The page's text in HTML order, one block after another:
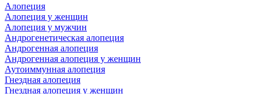
Алопеция
Алопеция у женщин
Алопеция у мужчин
Андрогенетическая алопеция
Андрогенная алопеция
Андрогенная алопеция у женщин
Аутоиммунная алопеция
Гнездная алопеция
Гнездная алопеция у женщин